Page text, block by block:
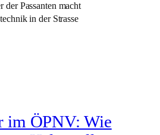
der Passanten macht
in der Strasse
im ÖPNV: Wie